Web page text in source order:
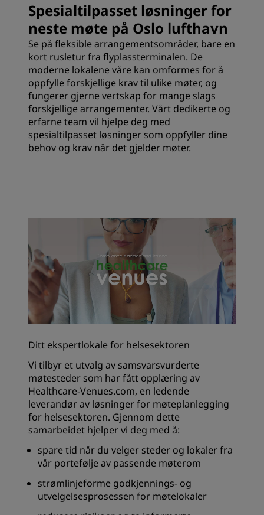
Spesialtilpasset løsninger for
neste møte på Oslo lufthavn
Se på fleksible arrangementsområder, bare en
kort rusletur fra flyplassterminalen. De
moderne lokalene våre kan omformes for å
oppfylle forskjellige krav til ulike møter, og
fungerer gjerne vertskap for mange slags
forskjellige arrangementer. Vårt dedikerte og
erfarne team vil hjelpe deg med
spesialtilpasset løsninger som oppfyller dine
behov og krav når det gjelder møter.
Ditt ekspertlokale for helsesektoren
Vi tilbyr et utvalg av samsvarsvurderte
møtesteder som har fått opplæring av
Healthcare-Venues.com, en ledende
leverandør av løsninger for møteplanlegging
for helsesektoren. Gjennom dette
samarbeidet hjelper vi deg med å:
spare tid når du velger steder og lokaler fra
vår portefølje av passende møterom
strømlinjeforme godkjennings- og
utvelgelsesprosessen for møtelokaler